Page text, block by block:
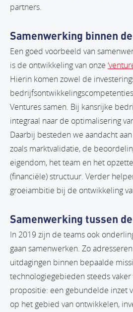
partners.
Samenwerking binnen
Een goed voorbeeld van
is de ontwikkeling van onze
Hierin komen zowel de
Ventures samen. Bij kansrijke
integraal naar de optimalisering
Daarbij besteden we aandacht
zoals marktvalidatie, de
eigendom, het team en het
(financiële) structuur. Verder
groeiambitie bij de ontwikkeling
Samenwerking tussen
In 2019 zijn de teams ook
gaan samenwerken. Zo
uitdagingen binnen bepaalde
technologiegebieden steeds
propositie: een gebundelde inzet
op het gebied van ontwikkelen,